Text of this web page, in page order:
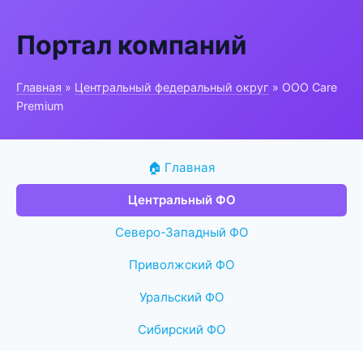
Портал компаний
Главная » Центральный федеральный округ » ООО Care
Premium
🏠 Главная
Центральный ФО
Северо-Западный ФО
Приволжский ФО
Уральский ФО
Сибирский ФО